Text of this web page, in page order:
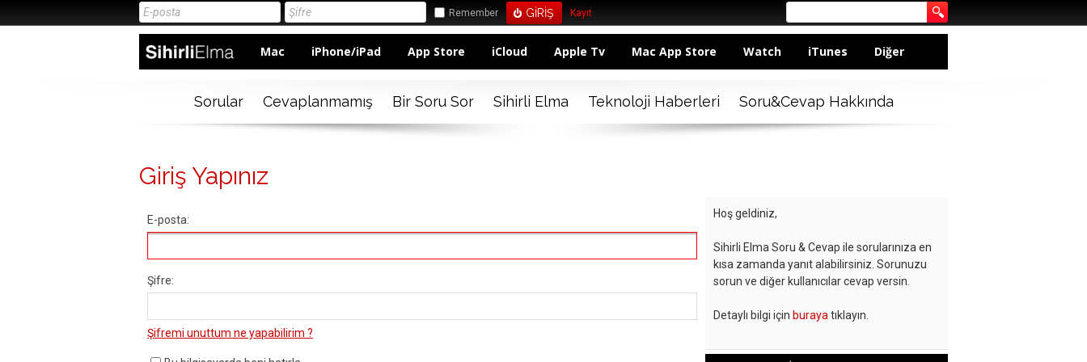
Remember Kayıt
Mac iPhone/iPad App Store iCloud Apple Tv Mac App Store Watch iTunes Diğer
Sorular Cevaplanmamış Bir Soru Sor Sihirli Elma Teknoloji Haberleri Soru&Cevap Hakkında
Giriş Yapınız
E-posta:
Şifre:
Şifremi unuttum ne yapabilirim ?
Hoş geldiniz,
Sihirli Elma Soru & Cevap ile sorularınıza en
kısa zamanda yanıt alabilirsiniz. Sorunuzu
sorun ve diğer kullanıcılar cevap versin.
Detaylı bilgi için buraya tıklayın.